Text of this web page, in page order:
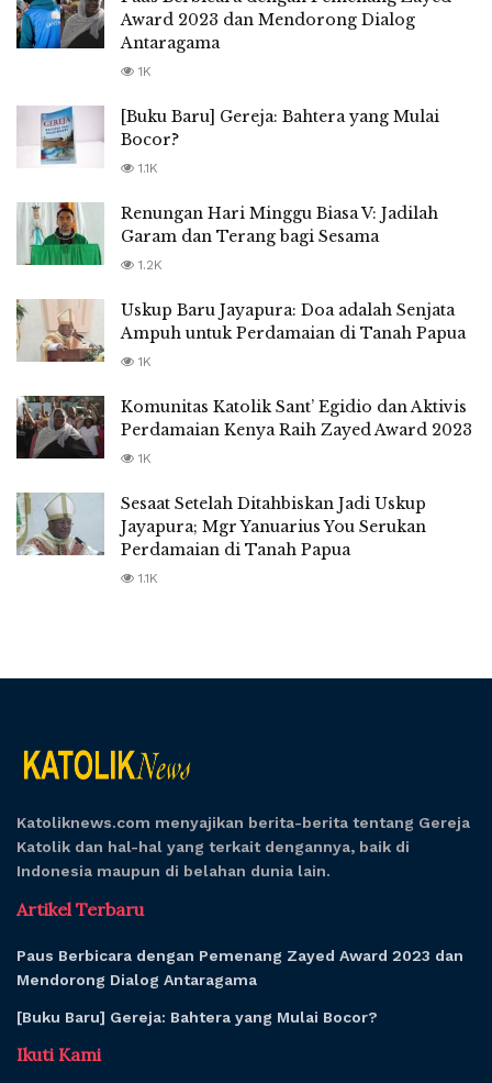
Award 2023 dan Mendorong Dialog
Antaragama
1K
[Buku Baru] Gereja: Bahtera yang Mulai
Bocor?
1.1K
Renungan Hari Minggu Biasa V: Jadilah
Garam dan Terang bagi Sesama
1.2K
Uskup Baru Jayapura: Doa adalah Senjata
Ampuh untuk Perdamaian di Tanah Papua
1K
Komunitas Katolik Sant’ Egidio dan Aktivis
Perdamaian Kenya Raih Zayed Award 2023
1K
Sesaat Setelah Ditahbiskan Jadi Uskup
Jayapura; Mgr Yanuarius You Serukan
Perdamaian di Tanah Papua
1.1K
Katoliknews.com menyajikan berita-berita tentang Gereja
Katolik dan hal-hal yang terkait dengannya, baik di
Indonesia maupun di belahan dunia lain.
Artikel Terbaru
Paus Berbicara dengan Pemenang Zayed Award 2023 dan
Mendorong Dialog Antaragama
[Buku Baru] Gereja: Bahtera yang Mulai Bocor?
Ikuti Kami